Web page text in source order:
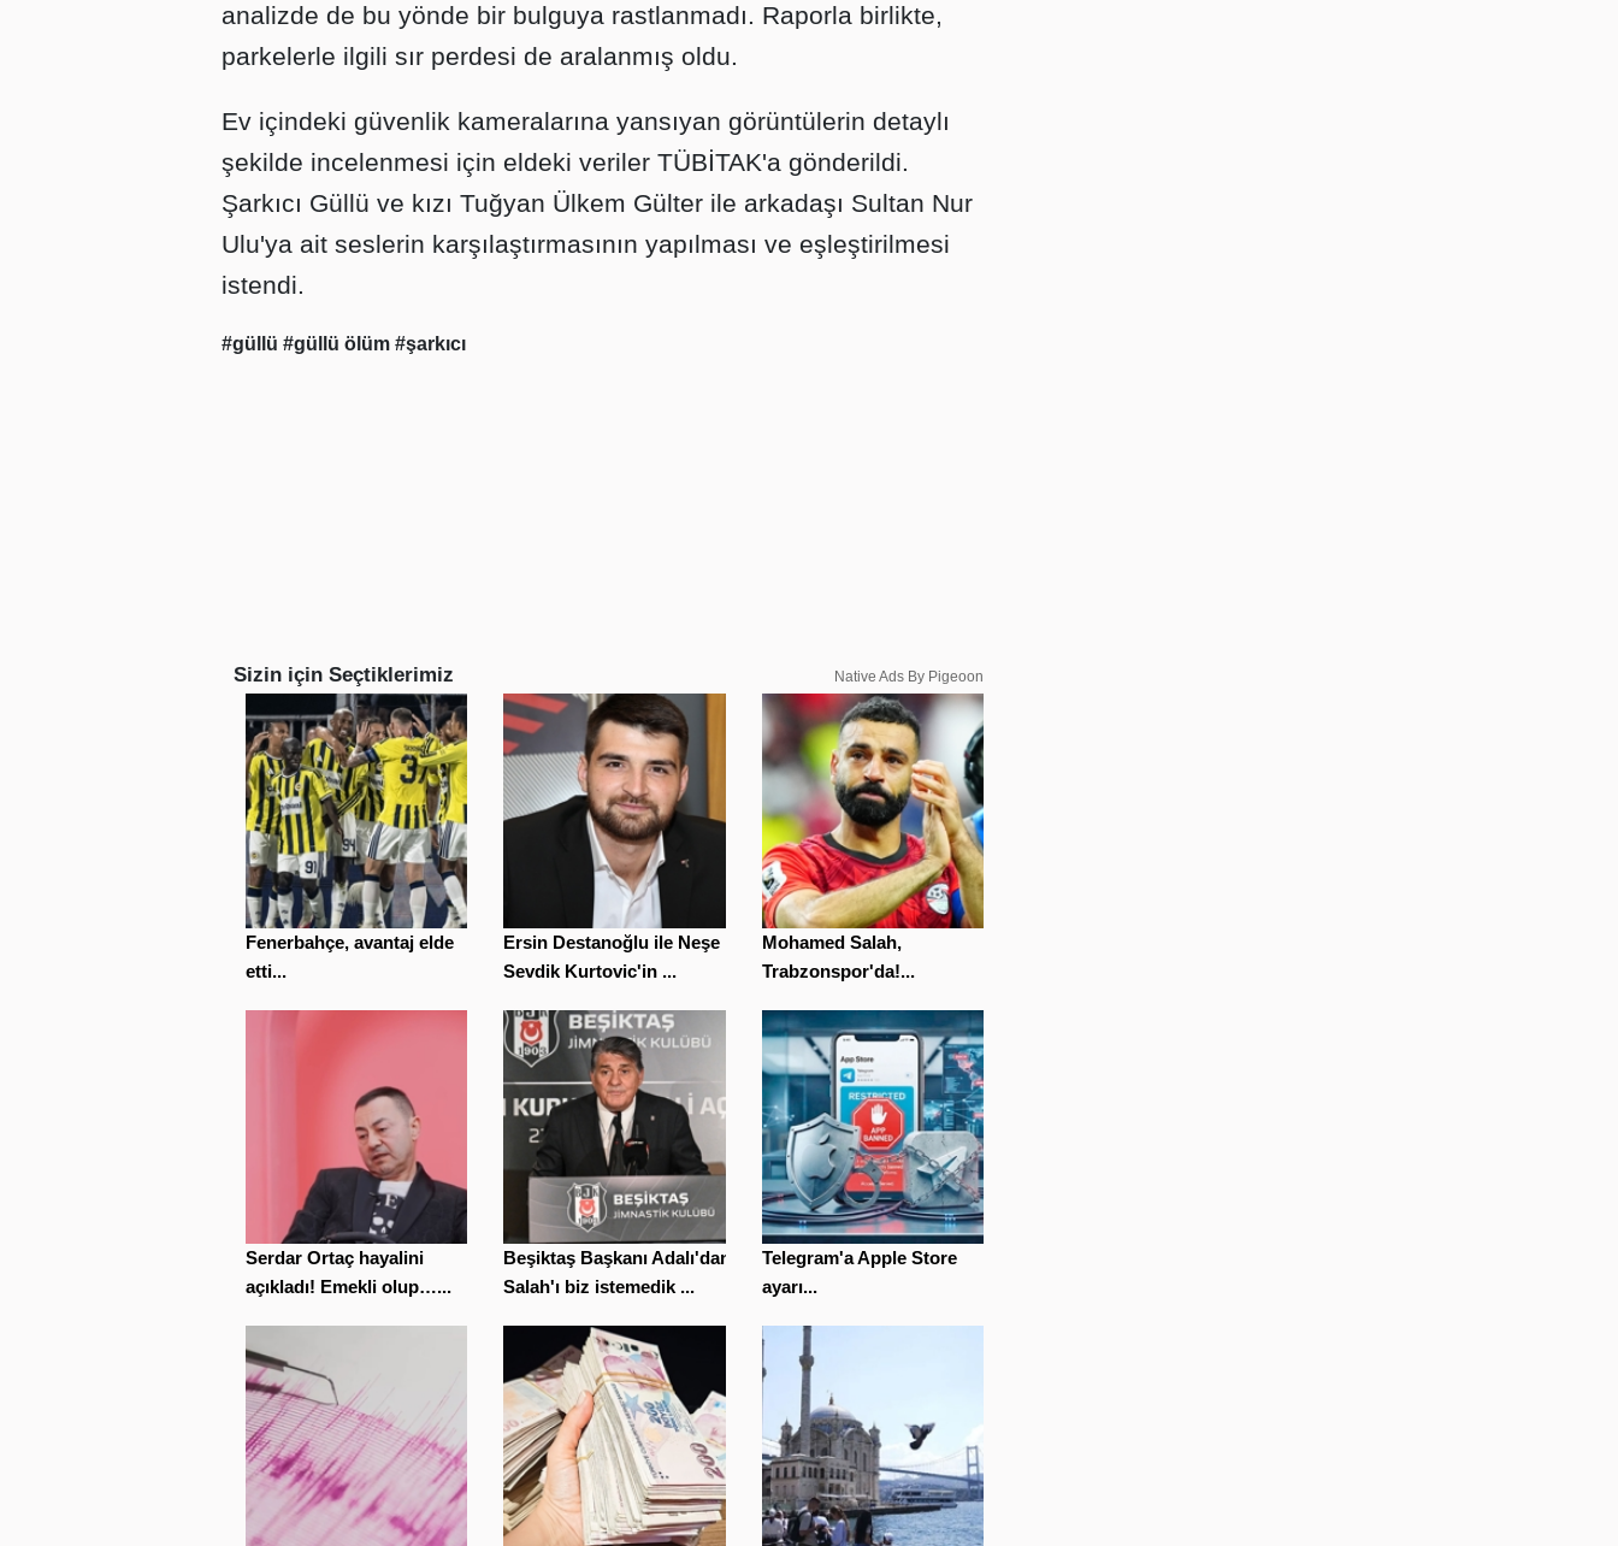
analizde de bu yönde bir bulguya rastlanmadı. Raporla birlikte,
parkelerle ilgili sır perdesi de aralanmış oldu.
Ev içindeki güvenlik kameralarına yansıyan görüntülerin detaylı
şekilde incelenmesi için eldeki veriler TÜBİTAK'a gönderildi.
Şarkıcı Güllü ve kızı Tuğyan Ülkem Gülter ile arkadaşı Sultan Nur
Ulu'ya ait seslerin karşılaştırmasının yapılması ve eşleştirilmesi
istendi.
#güllü #güllü ölüm #şarkıcı
Sizin için Seçtiklerimiz Native Ads By Pigeoon
Fenerbahçe, avantaj elde
etti...
Ersin Destanoğlu ile Neşe
Sevdik Kurtovic'in ...
Mohamed Salah,
Trabzonspor'da!...
Serdar Ortaç hayalini
açıkladı! Emekli olup…...
Beşiktaş Başkanı Adalı'dan
Salah'ı biz istemedik ...
Telegram'a Apple Store
ayarı...